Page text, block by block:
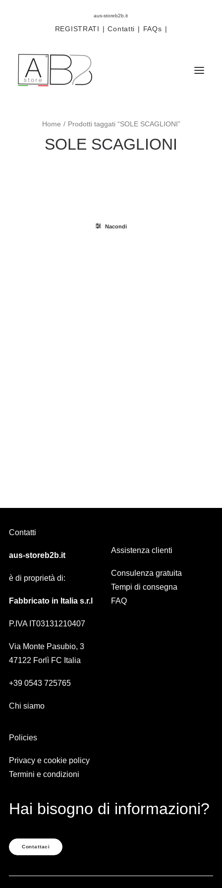
aus-storeb2b.it
REGISTRATI | Contatti | FAQs |
Sistemi
Componenti
Home Prodotti taggati “SOLE SCAGLIONI”
SOLE SCAGLIONI
Nacondi
Contatti
aus-storeb2b.it
è di proprietà di:
Fabbricato in Italia s.r.l
P.IVA IT03131210407
Via Monte Pasubio, 3
47122 Forlì FC Italia
+39 0543 725765
Chi siamo
Assistenza clienti
Consulenza gratuita
Tempi di consegna
FAQ
Policies
Privacy e cookie policy
Termini e condizioni
Hai bisogno di informazioni?
Contattaci